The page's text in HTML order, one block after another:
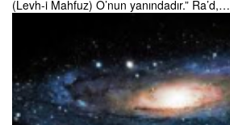
(Levh-i Mahfuz) O’nun yanındadır.” Ra’d,…